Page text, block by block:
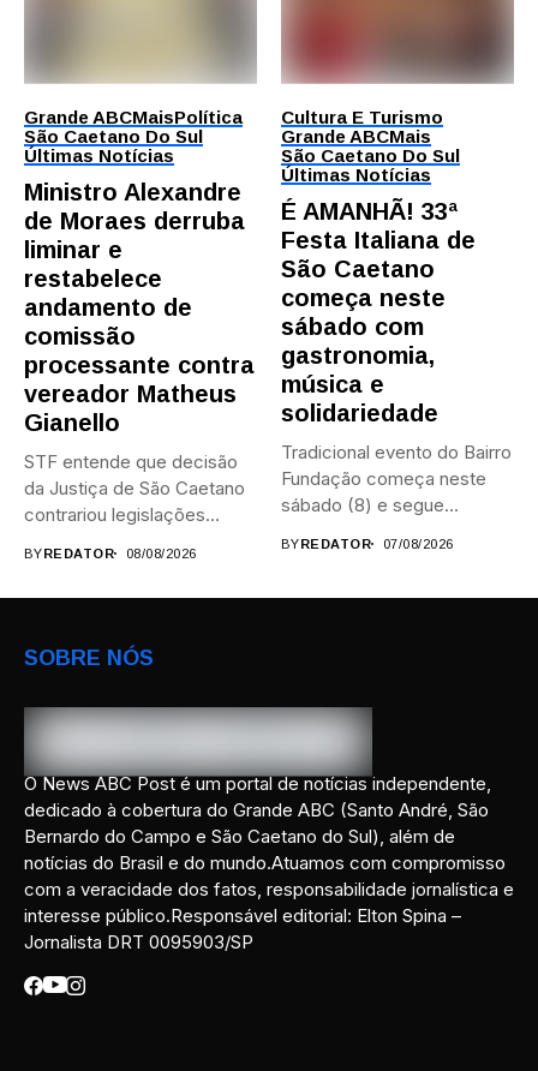
Grande ABCMaisPolítica
São Caetano Do Sul
Últimas Notícias
Ministro Alexandre
de Moraes derruba
liminar e
restabelece
andamento de
comissão
processante contra
vereador Matheus
Gianello
STF entende que decisão
da Justiça de São Caetano
contrariou legislações
BYREDATOR 08/08/2026
Cultura E Turismo
Grande ABCMais
São Caetano Do Sul
Últimas Notícias
É AMANHÃ! 33ª
Festa Italiana de
São Caetano
começa neste
sábado com
gastronomia,
música e
solidariedade
Tradicional evento do Bairro
Fundação começa neste
sábado (8) e segue
BYREDATOR 07/08/2026
SOBRE NÓS
O News ABC Post é um portal de notícias independente,
dedicado à cobertura do Grande ABC (Santo André, São
Bernardo do Campo e São Caetano do Sul), além de
notícias do Brasil e do mundo.Atuamos com compromisso
com a veracidade dos fatos, responsabilidade jornalística e
interesse público.Responsável editorial: Elton Spina –
Jornalista DRT 0095903/SP